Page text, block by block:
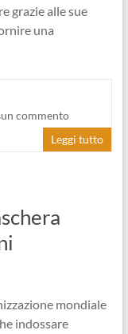
grazie alle sue
una
commento
Leggi tutto
mondiale
indossare